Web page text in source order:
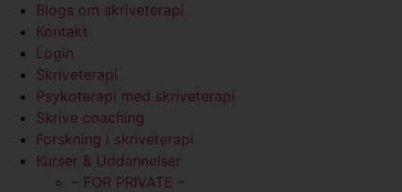
Blogs om skriveterapi
Kontakt
Login
Skriveterapi
Psykoterapi med skriveterapi
Skrive coaching
Forskning i skriveterapi
Kurser & Uddannelser
– FOR PRIVATE –